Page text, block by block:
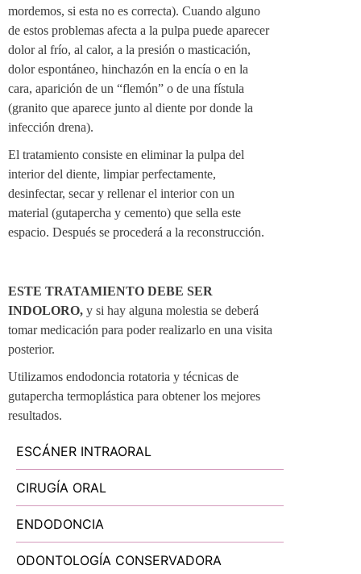
mordemos, si esta no es correcta). Cuando alguno
de estos problemas afecta a la pulpa puede aparecer
dolor al frío, al calor, a la presión o masticación,
dolor espontáneo, hinchazón en la encía o en la
cara, aparición de un “flemón” o de una fístula
(granito que aparece junto al diente por donde la
infección drena).
El tratamiento consiste en eliminar la pulpa del
interior del diente, limpiar perfectamente,
desinfectar, secar y rellenar el interior con un
material (gutapercha y cemento) que sella este
espacio. Después se procederá a la reconstrucción.
ESTE TRATAMIENTO DEBE SER
INDOLORO, y si hay alguna molestia se deberá
tomar medicación para poder realizarlo en una visita
posterior.
Utilizamos endodoncia rotatoria y técnicas de
gutapercha termoplástica para obtener los mejores
resultados.
ESCÁNER INTRAORAL
CIRUGÍA ORAL
ENDODONCIA
ODONTOLOGÍA CONSERVADORA